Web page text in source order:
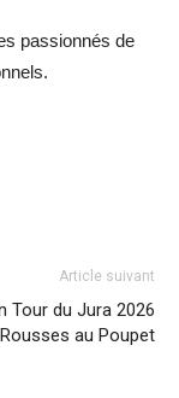
passionnés de
Article suivant
Tour du Jura 2026
au Poupet